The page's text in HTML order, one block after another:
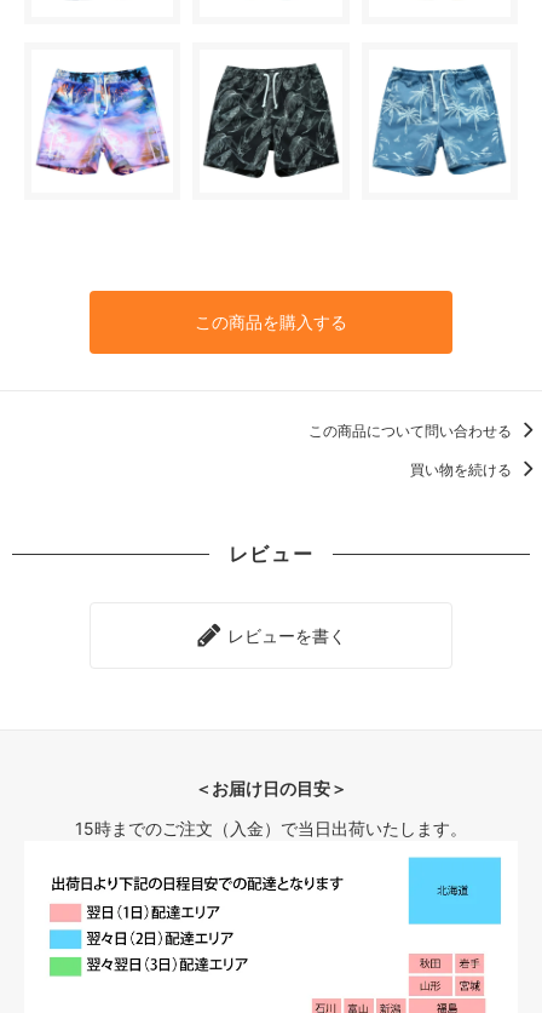
○ 在庫有り
L柄〈color__S-22__〉
○ 在庫有り
M柄〈color__S-23__〉
SOLD OUT
○ 在庫有り
D柄〈color__S-14__〉
F柄〈color__S-16__〉
G柄〈color__S-17__〉
SOLD OUT
○ 在庫有り
J柄〈color__S-20__〉
○ 在庫有り
K柄〈color__S-21__〉
L柄〈color__S-22__〉
この商品を購入する
この商品について問い合わせる
買い物を続ける
レビュー
レビューを書く
＜お届け日の目安＞
15時までのご注文（入金）で当日出荷いたします。